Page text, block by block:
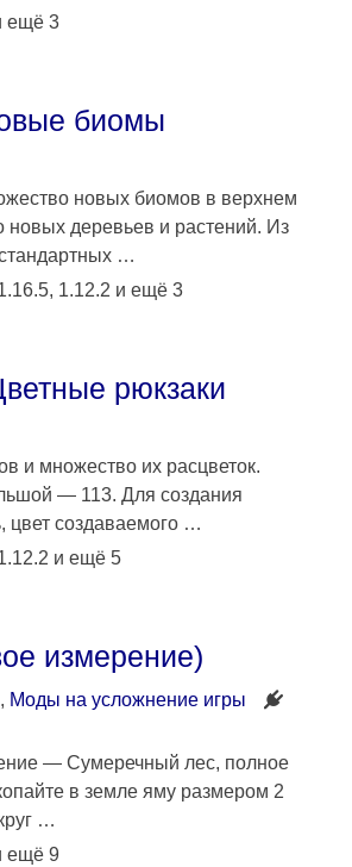
ещё 3
биомы
новых биомов в верхнем
новых деревьев и растений. Из
…
1.12.2 и ещё 3
рюкзаки
и множество их расцветок.
— 113. Для создания
цвет создаваемого …
и ещё 5
измерение)
, Моды на усложнение игры
— Сумеречный лес, полное
в земле яму размером 2
…
ещё 9